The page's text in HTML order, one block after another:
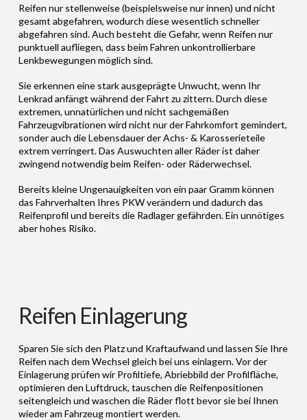
Reifen nur stellenweise (beispielsweise nur innen) und nicht
gesamt abgefahren, wodurch diese wesentlich schneller
abgefahren sind. Auch besteht die Gefahr, wenn Reifen nur
punktuell aufliegen, dass beim Fahren unkontrollierbare
Lenkbewegungen möglich sind.
Sie erkennen eine stark ausgeprägte Unwucht, wenn Ihr
Lenkrad anfängt während der Fahrt zu zittern. Durch diese
extremen, unnatürlichen und nicht sachgemäßen
Fahrzeugvibrationen wird nicht nur der Fahrkomfort gemindert,
sonder auch die Lebensdauer der Achs- & Karosserieteile
extrem verringert. Das Auswuchten aller Räder ist daher
zwingend notwendig beim Reifen- oder Räderwechsel.
Bereits kleine Ungenauigkeiten von ein paar Gramm können
das Fahrverhalten Ihres PKW verändern und dadurch das
Reifenprofil und bereits die Radlager gefährden. Ein unnötiges
aber hohes Risiko.
Reifen Einlagerung
Sparen Sie sich den Platz und Kraftaufwand und lassen Sie Ihre
Reifen nach dem Wechsel gleich bei uns einlagern. Vor der
Einlagerung prüfen wir Profiltiefe, Abriebbild der Profilfläche,
optimieren den Luftdruck, tauschen die Reifenpositionen
seitengleich und waschen die Räder flott bevor sie bei Ihnen
wieder am Fahrzeug montiert werden.